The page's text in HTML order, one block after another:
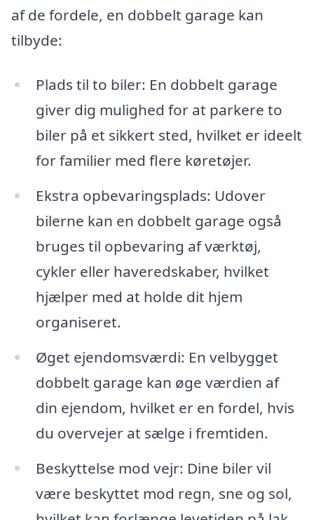
af de fordele, en dobbelt garage kan
tilbyde:
Plads til to biler: En dobbelt garage
giver dig mulighed for at parkere to
biler på et sikkert sted, hvilket er ideelt
for familier med flere køretøjer.
Ekstra opbevaringsplads: Udover
bilerne kan en dobbelt garage også
bruges til opbevaring af værktøj,
cykler eller haveredskaber, hvilket
hjælper med at holde dit hjem
organiseret.
Øget ejendomsværdi: En velbygget
dobbelt garage kan øge værdien af
din ejendom, hvilket er en fordel, hvis
du overvejer at sælge i fremtiden.
Beskyttelse mod vejr: Dine biler vil
være beskyttet mod regn, sne og sol,